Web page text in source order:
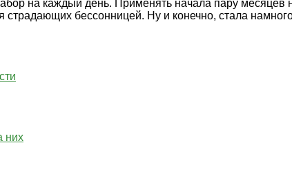
на каждый день. Применять начала пару
страдающих бессонницей. Ну и конечно, стала
них